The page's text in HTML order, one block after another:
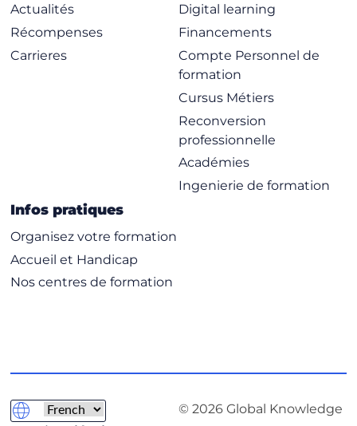
Actualités
Récompenses
Carrieres
Digital learning
Financements
Compte Personnel de
formation
Cursus Métiers
Reconversion
professionnelle
Académies
Ingenierie de formation
Infos pratiques
Organisez votre formation
Accueil et Handicap
Nos centres de formation
© 2026 Global Knowledge